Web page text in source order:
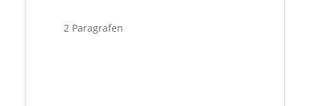
2 Paragrafen